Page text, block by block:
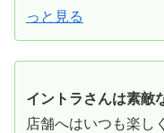
っと見る
イントラさんは素敵
店舗へはいつも楽し